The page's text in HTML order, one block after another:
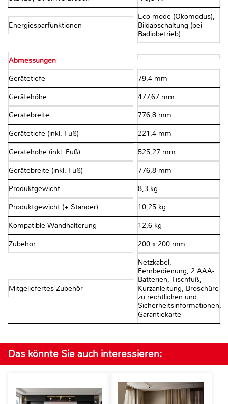
Energiesparfunktionen
Eco mode (Ökomodus),
Bildabschaltung (bei
Radiobetrieb)
Abmessungen
Gerätetiefe 79,4 mm
Gerätehöhe 477,67 mm
Gerätebreite 776,8 mm
Gerätetiefe (inkl. Fuß) 221,4 mm
Gerätehöhe (inkl. Fuß) 525,27 mm
Gerätebreite (inkl. Fuß) 776,8 mm
Produktgewicht 8,3 kg
Produktgewicht (+ Ständer) 10,25 kg
Kompatible Wandhalterung 12,6 kg
Zubehör 200 x 200 mm
Mitgeliefertes Zubehör
Netzkabel,
Fernbedienung, 2 AAA-
Batterien, Tischfuß,
Kurzanleitung, Broschüre
zu rechtlichen und
Sicherheitsinformationen,
Garantiekarte
Das könnte Sie auch interessieren: